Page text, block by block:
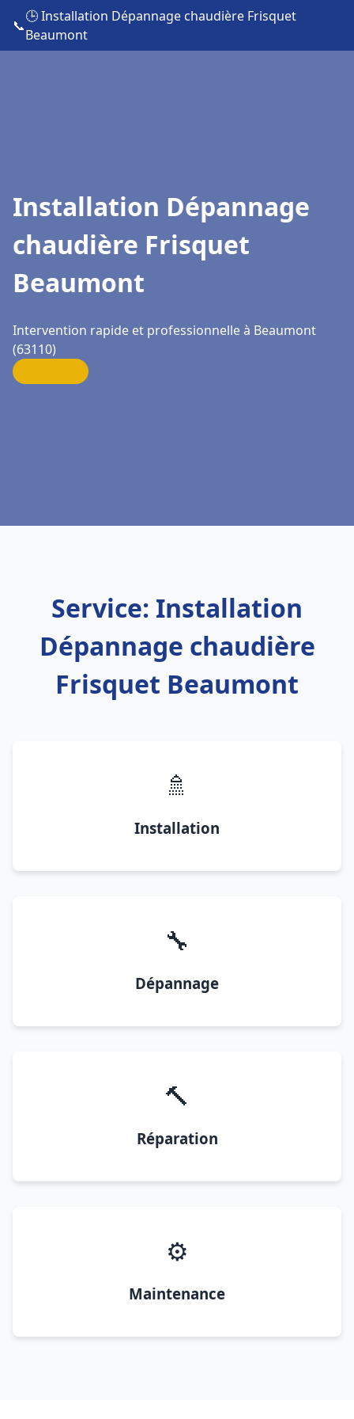
📞
🕒 Installation Dépannage chaudière Frisquet
Beaumont
Installation Dépannage
chaudière Frisquet
Beaumont
Intervention rapide et professionnelle à Beaumont
(63110)
Service: Installation
Dépannage chaudière
Frisquet Beaumont
🚿
Installation
🔧
Dépannage
🔨
Réparation
⚙️
Maintenance